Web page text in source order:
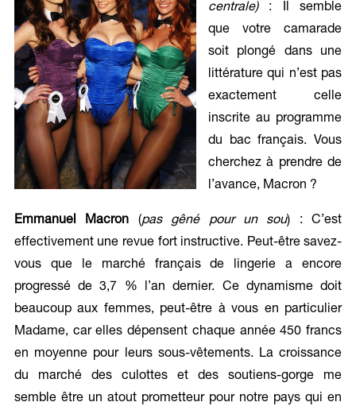
centrale) : Il semble
que votre camarade
soit plongé dans une
littérature qui n’est pas
exactement celle
inscrite au programme
du bac français. Vous
cherchez à prendre de
l’avance, Macron ?
Emmanuel Macron (pas gêné pour un sou) : C’est
effectivement une revue fort instructive. Peut-être savez-
vous que le marché français de lingerie a encore
progressé de 3,7 % l’an dernier. Ce dynamisme doit
beaucoup aux femmes, peut-être à vous en particulier
Madame, car elles dépensent chaque année 450 francs
en moyenne pour leurs sous-vêtements. La croissance
du marché des culottes et des soutiens-gorge me
semble être un atout prometteur pour notre pays qui en